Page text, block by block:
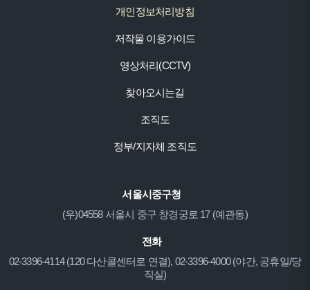
개인정보처리방침
저작물 이용가이드
영상처리(CCTV)
찾아오시는길
조직도
정부/지자체 조직도
서울시중구청
(우)04558 서울시 중구 창경궁로 17 (예관동)
전화
02-3396-4114 (120 다산콜센터로 연결), 02-3396-4000 (야간, 공휴일/당
직실)